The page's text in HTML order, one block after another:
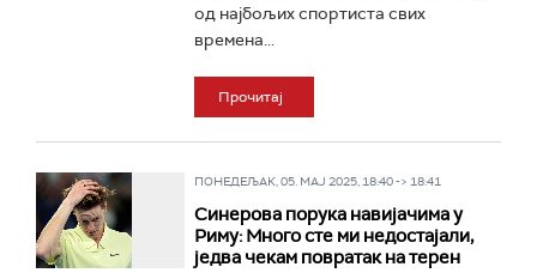
од најбољих спортиста свих
времена...
Прочитај
ПОНЕДЕЉАК, 05. МАЈ 2025, 18:40 -> 18:41
Синерова порука навијачима у
Риму: Много сте ми недостајали,
једва чекам повратак на терен